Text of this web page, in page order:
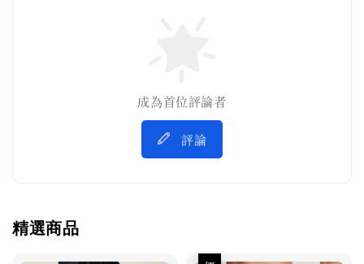
成為首位評論者
評論
精選商品